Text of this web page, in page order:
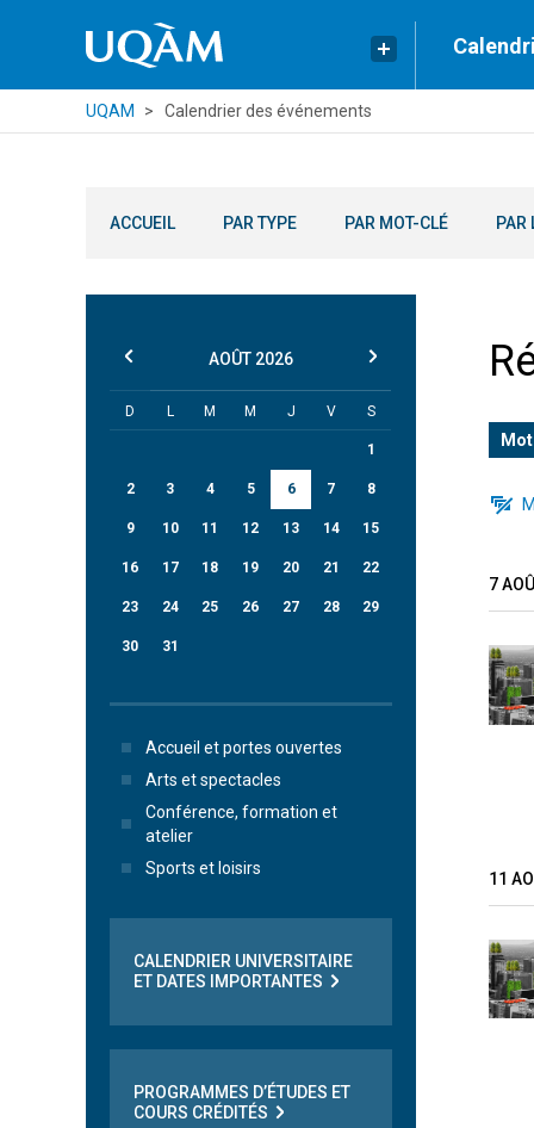
UQAM Calendrier des événements
ACCUEIL PAR TYPE PAR MOT-CLÉ PAR
7
11
AOÛT 2026
D L M M J V S
1
2 3 4 5 6 7 8
9 10 11 12 13 14 15
16 17 18 19 20 21 22
23 24 25 26 27 28 29
30 31
Accueil et portes ouvertes
Arts et spectacles
Conférence, formation et
atelier
Sports et loisirs
CALENDRIER UNIVERSITAIRE
ET DATES IMPORTANTES
PROGRAMMES D’ÉTUDES ET
COURS CRÉDITÉS